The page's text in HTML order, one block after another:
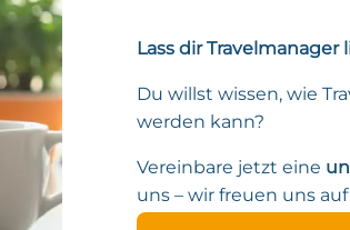
Lass dir Travelmanager
Du willst wissen, wie
werden kann?
Vereinbare jetzt eine
uns – wir freuen uns